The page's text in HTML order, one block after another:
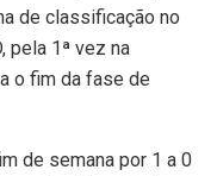
de classificação no
pela 1ª vez na
o fim da fase de
de semana por 1 a 0